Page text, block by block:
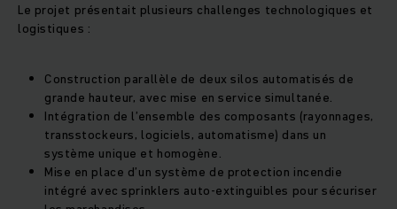
Le projet présentait plusieurs challenges technologiques et
logistiques :
Construction parallèle de deux silos automatisés de
grande hauteur, avec mise en service simultanée.
Intégration de l’ensemble des composants (rayonnages,
transstockeurs, logiciels, automatisme) dans un
système unique et homogène.
Mise en place d’un système de protection incendie
intégré avec sprinklers auto-extinguibles pour sécuriser